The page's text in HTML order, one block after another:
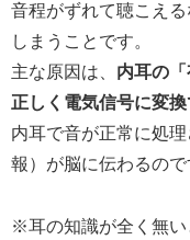
音程がずれて聴こえ
しまうことです。
主な原因は、 内耳の
正しく電気信号に変
内耳で音が正常に処
報）が脳に伝わるので
※耳の知識が全く無